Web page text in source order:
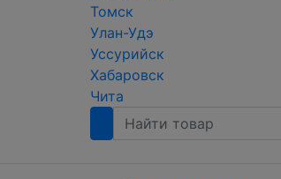
Томск
Улан-Удэ
Уссурийск
Хабаровск
Чита